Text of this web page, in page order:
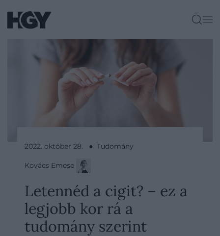
2022. október 28. ● Tudomány
Kovács Emese
Letennéd a cigit? – ez a
legjobb kor rá a
tudomány szerint